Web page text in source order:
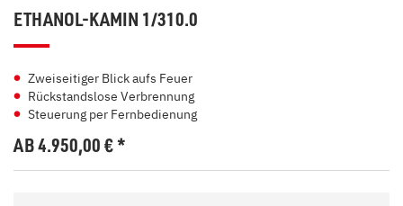
ETHANOL-KAMIN 1/310.0
Zweiseitiger Blick aufs Feuer
Rückstandslose Verbrennung
Steuerung per Fernbedienung
AB 4.950,00€*